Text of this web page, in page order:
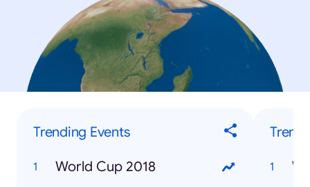
Trending Events
World Cup 2018